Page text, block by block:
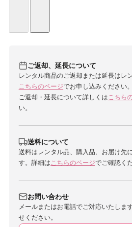
ご返却、延長について
レンタル商品のご返却または延長はレ
こちらのページでお申し込みください。
ご返却・延長について詳しくはこちら
い。
送料について
送料はレンタル品、購入品、お届け先
す。詳細はこちらのページでご確認く
お問い合わせ
メールまたはお電話でご対応いたしま
せください。